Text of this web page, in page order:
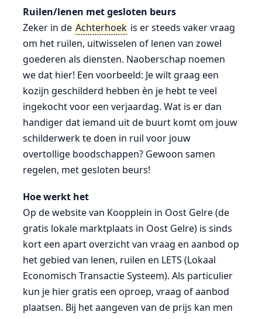
Ruilen/lenen met gesloten beurs
Zeker in de Achterhoek is er steeds vaker vraag
om het ruilen, uitwisselen of lenen van zowel
goederen als diensten. Naoberschap noemen
we dat hier! Een voorbeeld: Je wilt graag een
kozijn geschilderd hebben èn je hebt te veel
ingekocht voor een verjaardag. Wat is er dan
handiger dat iemand uit de buurt komt om jouw
schilderwerk te doen in ruil voor jouw
overtollige boodschappen? Gewoon samen
regelen, met gesloten beurs!
Hoe werkt het
Op de website van Koopplein in Oost Gelre (de
gratis lokale marktplaats in Oost Gelre) is sinds
kort een apart overzicht van vraag en aanbod op
het gebied van lenen, ruilen en LETS (Lokaal
Economisch Transactie Systeem). Als particulier
kun je hier gratis een oproep, vraag of aanbod
plaatsen. Bij het aangeven van de prijs kan men